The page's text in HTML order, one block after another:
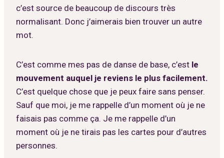
c’est source de beaucoup de discours très
normalisant. Donc j’aimerais bien trouver un autre
mot.
C’est comme mes pas de danse de base, c’est le
mouvement auquel je reviens le plus facilement.
C’est quelque chose que je peux faire sans penser.
Sauf que moi, je me rappelle d’un moment où je ne
faisais pas comme ça. Je me rappelle d’un
moment où je ne tirais pas les cartes pour d’autres
personnes.